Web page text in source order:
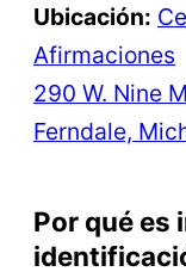
Ubicación:
Afirmaciones
290 W. Nine
Ferndale,
Por qué es